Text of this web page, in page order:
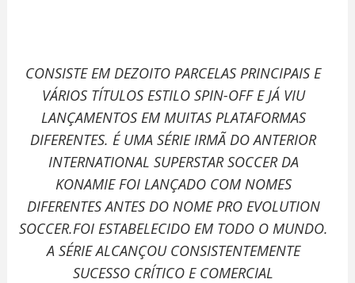
CONSISTE EM DEZOITO PARCELAS PRINCIPAIS E
VÁRIOS TÍTULOS ESTILO SPIN-OFF E JÁ VIU
LANÇAMENTOS EM MUITAS PLATAFORMAS
DIFERENTES. É UMA SÉRIE IRMÃ DO ANTERIOR
INTERNATIONAL SUPERSTAR SOCCER DA
KONAMIE FOI LANÇADO COM NOMES
DIFERENTES ANTES DO NOME PRO EVOLUTION
SOCCER.FOI ESTABELECIDO EM TODO O MUNDO.
A SÉRIE ALCANÇOU CONSISTENTEMENTE
SUCESSO CRÍTICO E COMERCIAL